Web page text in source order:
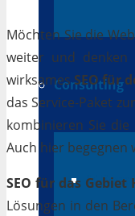
Consulting
IT
Möchten Sie die
weiter und denken
wirksamesSEO für
das Service-Paket
kombinieren Sie die
Auch hier begegnen
SEO für das Gebiet
Lösungen in den